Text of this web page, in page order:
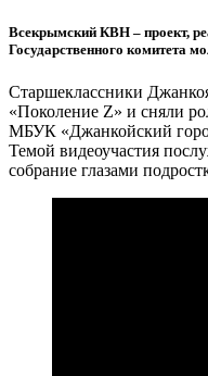
Всекрымский КВН – проект,
Государственного комитета
Старшеклассники
«Поколение Z» и сняли
МБУК «Джанкойский
Темой видеоучастия
собрание глазами